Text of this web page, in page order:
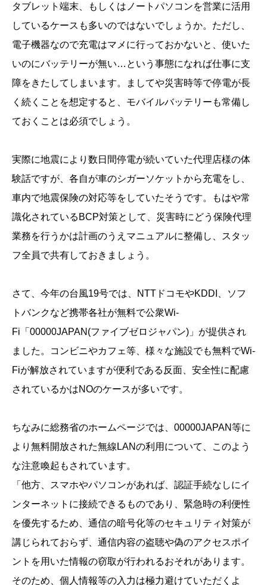
タブレット端末、もしくはノートパソコンを営業に活用
しているケースも多いのではないでしょうか。ただし、
電子機器なので充電はマメに行っておかないと、使いた
いのにバッテリーが無い…という事態になれば仕事に支
障をきたしてしまいます。ましてや災害時等で停電が長
く続くことを想定すると、モバイルバッテリーも常備し
ておくことは必須でしょう。
実際に地震により数日間停電が続いていた代理店様の体
験話ですが、各自が車のシガーソケットから充電をし、
車内で地震保険の対応等をしていたそうです。もはや常
識化されているBCP対策として、災害時にどう保険代理
業務を行うかは計画のうえマニュアルに整備し、スタッ
フ全員で共有しておきましょう。
さて、今年の台風19号では、NTTドコモやKDDI、ソフ
トバンクなど携帯各社が無料で公衆Wi-
Fi「00000JAPAN(ファイブゼロジャパン)」が提供され
ました。コンビニやカフェ等、様々な施設でも無料でWi-
Fiが解放されていますが便利である反面、安全性に配慮
されているかはNOのケースが多いです。
ちなみに総務省のホームページでは、00000JAPAN等に
より無料開放された無線LANの利用について、このよう
な注意喚起もされています。
「他方、スマホやパソコンがあれば、認証手続なしにイ
ンターネットに接続できるものであり、緊急時の利便性
を優先するため、通信の暗号化等のセキュリティ対策が
講じられておらず、通信内容の盗聴や偽のアクセスポイ
ントを用いた情報の窃取が行われるおそれがあります。
そのため、個人情報等の入力は極力避けていただくよ